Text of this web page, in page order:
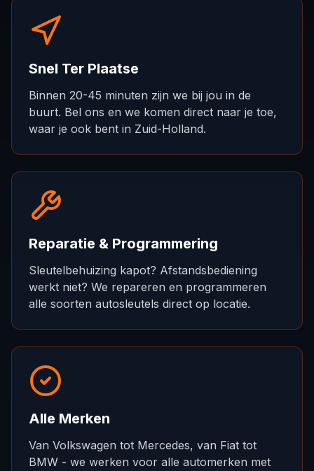
Snel Ter Plaatse
Binnen 20-45 minuten zijn we bij jou in de
buurt. Bel ons en we komen direct naar je toe,
waar je ook bent in Zuid-Holland.
Reparatie & Programmering
Sleutelbehuizing kapot? Afstandsbediening
werkt niet? We repareren en programmeren
alle soorten autosleutels direct op locatie.
Alle Merken
Van Volkswagen tot Mercedes, van Fiat tot
BMW - we werken voor alle automerken met